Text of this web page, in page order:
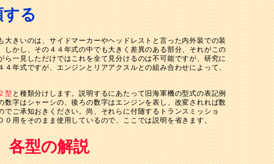
る
きいのは、サイドマーカーやヘッドレストと言った内外装での装
かし、その４４年式の中でも大きく差異のある部分、それがこの
一見しただけではこれを全て見分けるのは不可能ですが、研究に
年式ですが、エンジンとリアアクスルとの組み合わせによって、
型と種類分けします。説明するにあたって旧海軍機の型式の表記例
字はシャーシの、後ろの数字はエンジンを表し、改変されれば数
ご承知おきください。尚、それらに付随するトランスミッショ
用をそのまま使用しているので、ここでは説明を省きます。
各型の解説